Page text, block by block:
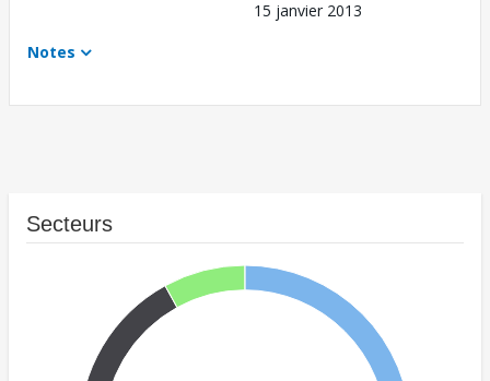
15 janvier 2013
Notes
Secteurs